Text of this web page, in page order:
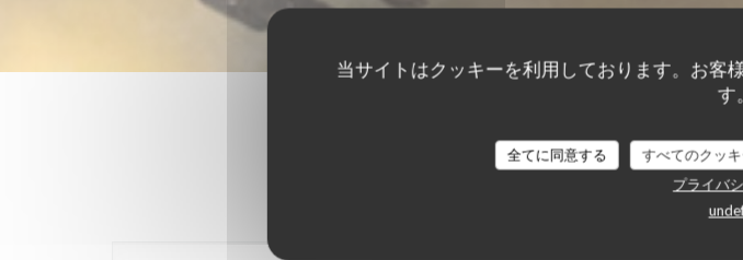
当サイトはクッキーを利用しております。お客
す。
全てに同意する すべてのクッ
プライバ
顧客の評価